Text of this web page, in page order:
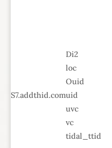
S7.addthid.com
Di2
loc
Ouid
uid
uvc
vc
tidal_ttid